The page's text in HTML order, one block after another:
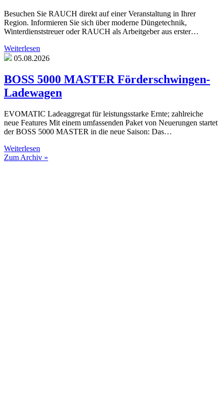
Besuchen Sie RAUCH direkt auf einer Veranstaltung in Ihrer
Region. Informieren Sie sich über moderne Düngetechnik,
Winterdienststreuer oder RAUCH als Arbeitgeber aus erster…
Weiterlesen
05.08.2026
BOSS 5000 MASTER Förderschwingen-
Ladewagen
EVOMATIC Ladeaggregat für leistungsstarke Ernte; zahlreiche
neue Features Mit einem umfassenden Paket von Neuerungen startet
der BOSS 5000 MASTER in die neue Saison: Das…
Weiterlesen
Zum Archiv »